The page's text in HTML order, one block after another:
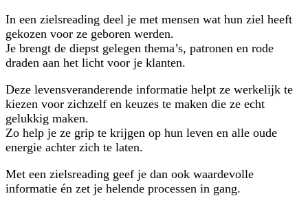
In een zielsreading deel je met mensen wat hun ziel heeft
gekozen voor ze geboren werden.
Je brengt de diepst gelegen thema’s, patronen en rode
draden aan het licht voor je klanten.
Deze levensveranderende informatie helpt ze werkelijk te
kiezen voor zichzelf en keuzes te maken die ze echt
gelukkig maken.
Zo help je ze grip te krijgen op hun leven en alle oude
energie achter zich te laten.
Met een zielsreading geef je dan ook waardevolle
informatie én zet je helende processen in gang.